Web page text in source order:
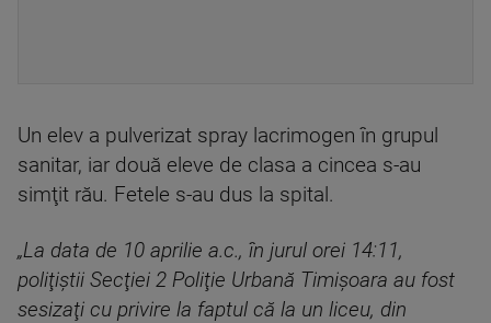
Un elev a pulverizat spray lacrimogen în grupul
sanitar, iar două eleve de clasa a cincea s-au
simţit rău. Fetele s-au dus la spital.
„La data de 10 aprilie a.c., în jurul orei 14:11,
poliţiştii Secţiei 2 Poliţie Urbană Timişoara au fost
sesizaţi cu privire la faptul că la un liceu, din